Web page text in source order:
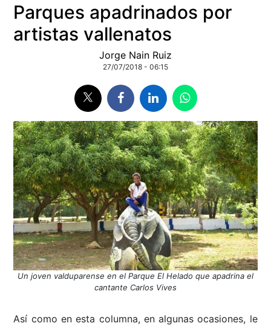
Parques apadrinados por
artistas vallenatos
Jorge Nain Ruiz
27/07/2018 - 06:15
Un joven valduparense en el Parque El Helado que apadrina el
cantante Carlos Vives
Así como en esta columna, en algunas ocasiones, le